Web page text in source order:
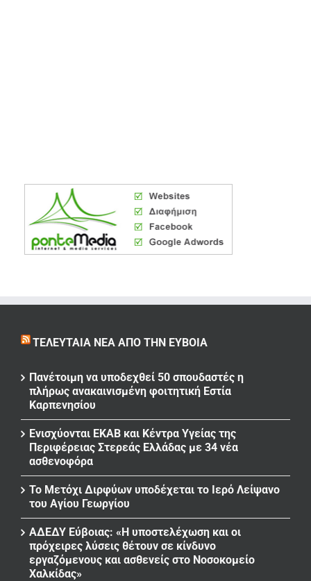
ΤΕΛΕΥΤΑΊΑ ΝΈΑ ΑΠΌ ΤΗΝ ΕΎΒΟΙΑ
Πανέτοιμη να υποδεχθεί 50 σπουδαστές η
πλήρως ανακαινισμένη φοιτητική Εστία
Καρπενησίου
Ενισχύονται ΕΚΑΒ και Κέντρα Υγείας της
Περιφέρειας Στερεάς Ελλάδας με 34 νέα
ασθενοφόρα
Το Μετόχι Διρφύων υποδέχεται το Ιερό Λείψανο
του Αγίου Γεωργίου
ΑΔΕΔΥ Εύβοιας: «Η υποστελέχωση και οι
πρόχειρες λύσεις θέτουν σε κίνδυνο
εργαζόμενους και ασθενείς στο Νοσοκομείο
Χαλκίδας»